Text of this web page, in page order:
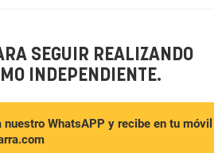
SEGUIR REALIZANDO
INDEPENDIENTE.
WhatsAPP y recibe en tu móvil